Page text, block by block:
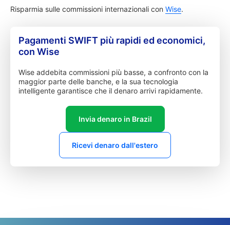
Risparmia sulle commissioni internazionali con Wise.
Pagamenti SWIFT più rapidi ed economici,
con Wise
Wise addebita commissioni più basse, a confronto con la
maggior parte delle banche, e la sua tecnologia
intelligente garantisce che il denaro arrivi rapidamente.
Invia denaro in Brazil
Ricevi denaro dall'estero